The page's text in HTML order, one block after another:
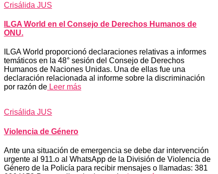
Crisálida JUS
ILGA World en el Consejo de Derechos Humanos de
ONU.
ILGA World proporcionó declaraciones relativas a informes
temáticos en la 48° sesión del Consejo de Derechos
Humanos de Naciones Unidas. Una de ellas fue una
declaración relacionada al informe sobre la discriminación
por razón de Leer más
Crisálida JUS
Violencia de Género
Ante una situación de emergencia se debe dar intervención
urgente al 911.o al WhatsApp de la División de Violencia de
Género de la Policía para recibir mensajes o llamadas: 381